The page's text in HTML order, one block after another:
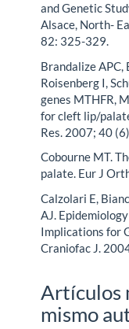
and Genetic
Alsace, North-
82: 325-329.
Brandalize APC,
Roisenberg I,
genes MTHFR,
for cleft lip/
Res. 2007; 40
Cobourne MT.
palate. Eur J
Calzolari E,
AJ.
Implications for
Craniofac J.
Artículos
mismo